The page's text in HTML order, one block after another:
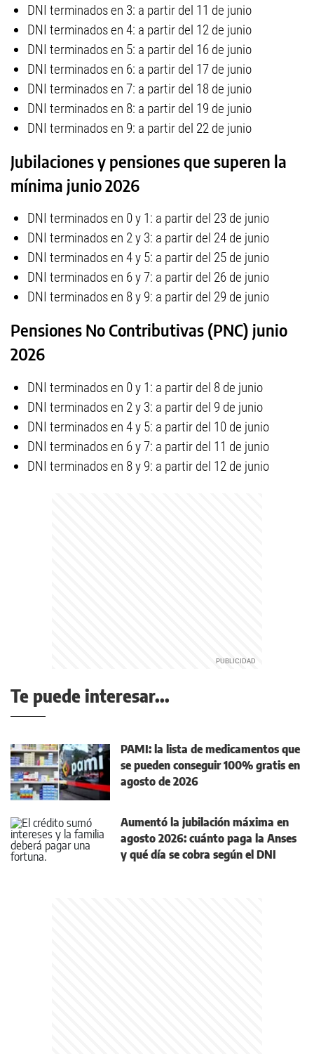
DNI terminados en 3: a partir del 11 de junio
DNI terminados en 4: a partir del 12 de junio
DNI terminados en 5: a partir del 16 de junio
DNI terminados en 6: a partir del 17 de junio
DNI terminados en 7: a partir del 18 de junio
DNI terminados en 8: a partir del 19 de junio
DNI terminados en 9: a partir del 22 de junio
Jubilaciones y pensiones que superen la
mínima junio 2026
DNI terminados en 0 y 1: a partir del 23 de junio
DNI terminados en 2 y 3: a partir del 24 de junio
DNI terminados en 4 y 5: a partir del 25 de junio
DNI terminados en 6 y 7: a partir del 26 de junio
DNI terminados en 8 y 9: a partir del 29 de junio
Pensiones No Contributivas (PNC) junio
2026
DNI terminados en 0 y 1: a partir del 8 de junio
DNI terminados en 2 y 3: a partir del 9 de junio
DNI terminados en 4 y 5: a partir del 10 de junio
DNI terminados en 6 y 7: a partir del 11 de junio
DNI terminados en 8 y 9: a partir del 12 de junio
Te puede interesar...
PAMI: la lista de medicamentos que
se pueden conseguir 100% gratis en
agosto de 2026
Aumentó la jubilación máxima en
agosto 2026: cuánto paga la Anses
y qué día se cobra según el DNI